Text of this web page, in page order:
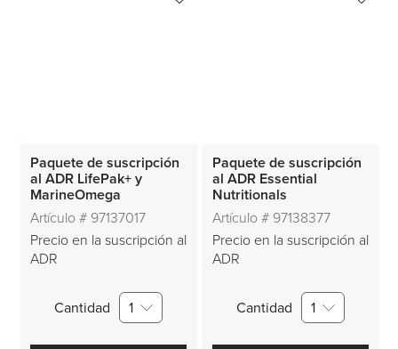
Paquete de suscripción
al ADR LifePak+ y
MarineOmega
Artículo # 97137017
Precio en la suscripción al
ADR
Cantidad 1
Paquete de suscripción
al ADR Essential
Nutritionals
Artículo # 97138377
Precio en la suscripción al
ADR
Cantidad 1